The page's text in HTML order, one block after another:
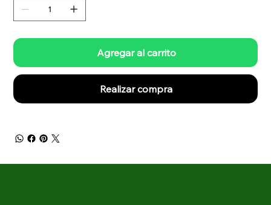
Agregar al carrito
Realizar compra